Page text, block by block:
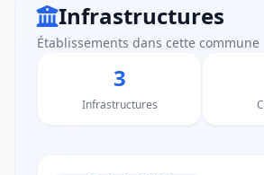
Infrastructures
Établissements dans cette commune
3
Infrastructures